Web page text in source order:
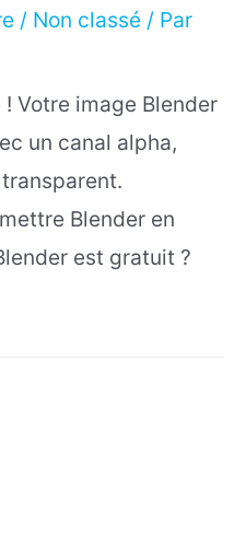
/ Non classé / Par
Votre image Blender
un canal alpha,
Blender en
est gratuit ?